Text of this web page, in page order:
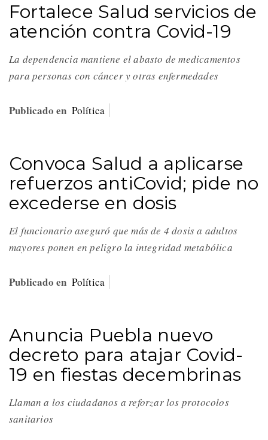
Fortalece Salud servicios de
atención contra Covid-19
La dependencia mantiene el abasto de medicamentos
para personas con cáncer y otras enfermedades
Publicado en Política
Convoca Salud a aplicarse
refuerzos antiCovid; pide no
excederse en dosis
El funcionario aseguró que más de 4 dosis a adultos
mayores ponen en peligro la integridad metabólica
Publicado en Política
Anuncia Puebla nuevo
decreto para atajar Covid-
19 en fiestas decembrinas
Llaman a los ciudadanos a reforzar los protocolos
sanitarios